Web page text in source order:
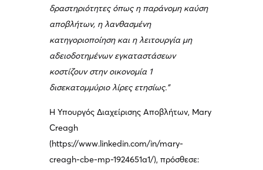
δραστηριότητες όπως η παράνομη καύση
αποβλήτων, η λανθασμένη
κατηγοριοποίηση και η λειτουργία μη
αδειοδοτημένων εγκαταστάσεων
κοστίζουν στην οικονομία 1
δισεκατομμύριο λίρες ετησίως.”
Η Υπουργός Διαχείρισης Αποβλήτων, Mary
Creagh
(https://www.linkedin.com/in/mary-
creagh-cbe-mp-1924651a1/), πρόσθεσε: